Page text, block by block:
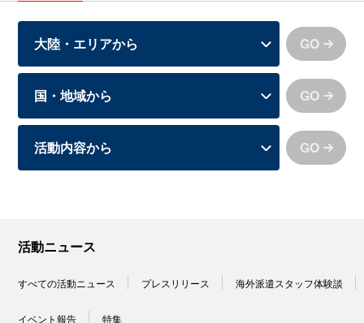
GO
GO
GO
活動ニュース
すべての活動ニュース プレスリリース 海外派遣スタッフ体験談
イベント報告 特集